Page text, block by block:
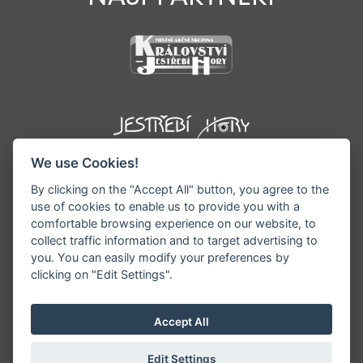
©1996 - 2026 Všechna práva vyhrazena serveru
zveřejňovaných informací a vyhrazuje si právo
We use Cookies!
By clicking on the "Accept All" button, you agree to the
use of cookies to enable us to provide you with a
comfortable browsing experience on our website, to
collect traffic information and to target advertising to
you. You can easily modify your preferences by
clicking on "Edit Settings".
Accept All
Edit Settings